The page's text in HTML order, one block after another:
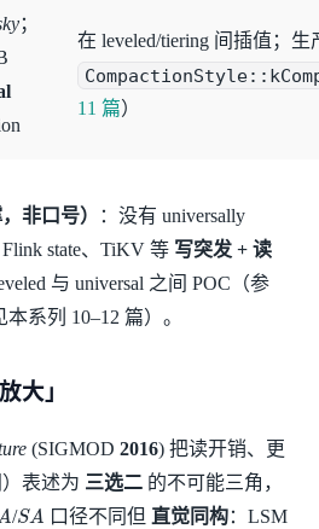
；
在 leveled/tiering 间插值；生
11 篇）
非口号）
：没有 universally
state、TiKV 等 写突发 + 读
与 universal 之间 POC（参
系列 10–12 篇）。
大」
(SIGMOD 2016) 把读开销、更
表述为 三选二的不可能三角，
/SA 口径不同但 直觉同构：LSM